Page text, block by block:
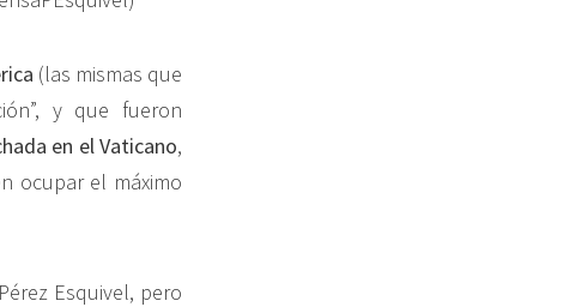
(las mismas que
y que fueron
en el Vaticano,
ocupar el máximo
Esquivel, pero